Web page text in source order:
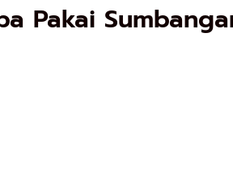
Pakai